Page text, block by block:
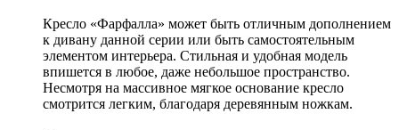
Кресло «Фарфалла» может быть отличным дополнением
к дивану данной серии или быть самостоятельным
элементом интерьера. Стильная и удобная модель
впишется в любое, даже небольшое пространство.
Несмотря на массивное мягкое основание кресло
смотрится легким, благодаря деревянным ножкам.